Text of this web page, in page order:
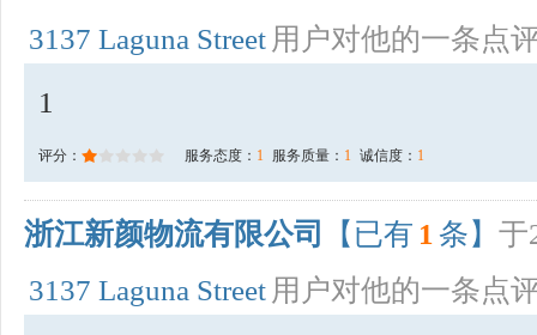
3137 Laguna Street 用户对他的一条点
1
评分： 服务态度： 1 服务质量： 1 诚信度： 1
浙江新颜物流有限公司 【已有 1 条】 于
3137 Laguna Street 用户对他的一条点